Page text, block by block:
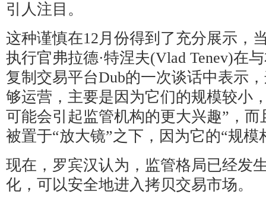
引人注目。
这种谨慎在12月份得到了充分展示，
执行官弗拉德·特涅夫(Vlad Tenev)在
复制交易平台Dub的一次谈话中表示
够运营，主要是因为它们的规模较小
可能会引起监管机构的更大兴趣”，而
被置于“放大镜”之下，因为它的“规模
现在，罗宾汉认为，监管格局已经发
化，可以安全地进入拷贝交易市场。